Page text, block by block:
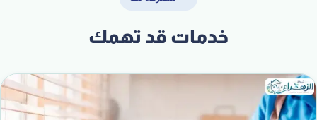
خدمات قد تهمك